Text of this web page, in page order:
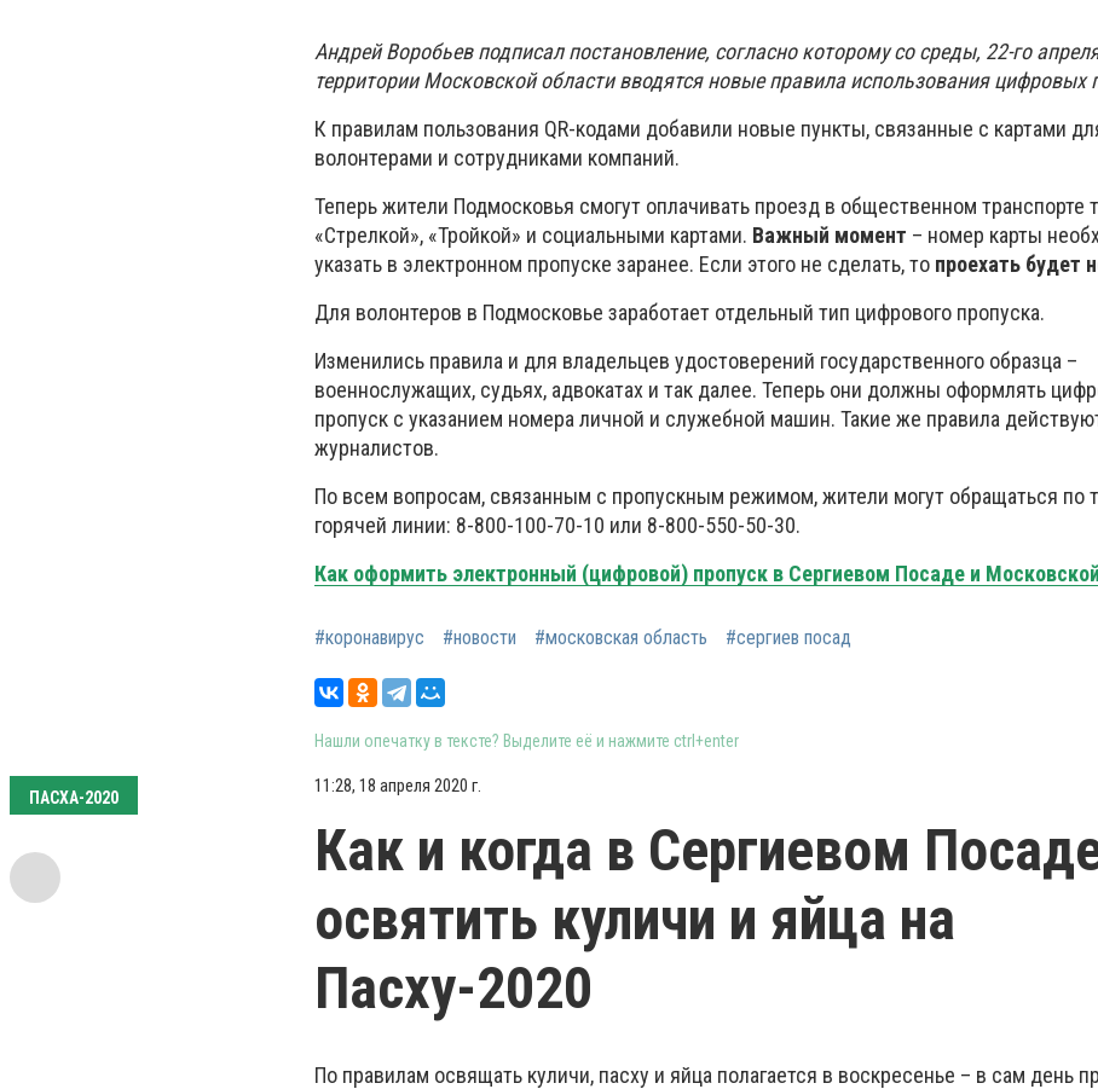
Андрей Воробьев подписал постановление, согласно которому со среды, 22-го
территории Московской области вводятся новые правила использования цифровых
К правилам пользования QR-кодами добавили новые пункты, связанные с картами
волонтерами и сотрудниками компаний.
Теперь жители Подмосковья смогут оплачивать проезд в общественном транспорте
«Стрелкой», «Тройкой» и социальными картами. Важный момент – номер карты
указать в электронном пропуске заранее. Если этого не сделать, то проехать будет
Для волонтеров в Подмосковье заработает отдельный тип цифрового пропуска.
Изменились правила и для владельцев удостоверений государственного образца –
военнослужащих, судьях, адвокатах и так далее. Теперь они должны оформлять
пропуск с указанием номера личной и служебной машин. Такие же правила
журналистов.
По всем вопросам, связанным с пропускным режимом, жители могут обращаться по
горячей линии: 8-800-100-70-10 или 8-800-550-50-30.
Как оформить электронный (цифровой) пропуск в Сергиевом Посаде и
#коронавирус #новости #московская область #сергиев посад
Нашли опечатку в тексте? Выделите её и нажмите ctrl+enter
ПАСХА-2020
11:28, 18 апреля 2020 г.
Как и когда в Сергиевом
освятить куличи и яйца на
Пасху-2020
По правилам освящать куличи, пасху и яйца полагается в воскресенье – в сам день